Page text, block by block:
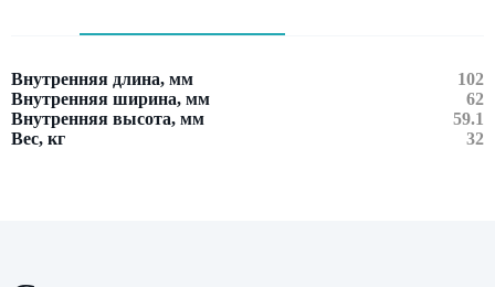
Внутренняя длина, мм
102
Внутренняя ширина, мм
62
Внутренняя высота, мм
59.1
Вес, кг
32